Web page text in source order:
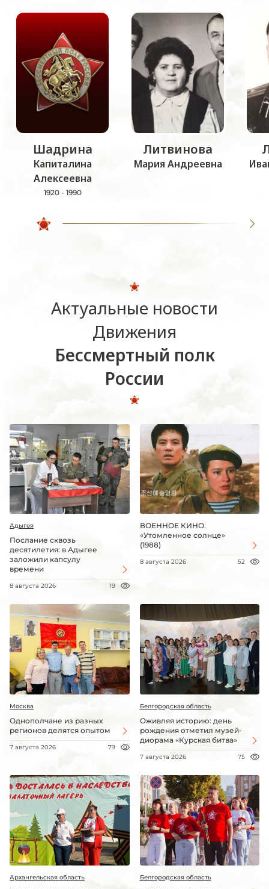
Шадрина
Капиталина
Алексеевна
1920 - 1990
Литвинова
Мария Андреевна
Актуальные новости
Движения
Бессмертный полк
России
Адыгея
Послание сквозь
десятилетия: в Адыгее
заложили капсулу
времени
8 августа 2026 19
ВОЕННОЕ КИНО.
«Утомленное солнце»
(1988)
8 августа 2026 52
Москва
Однополчане из разных
регионов делятся опытом
7 августа 2026 79
Белгородская область
Оживляя историю: день
рождения отметил музей-
диорама «Курская битва»
7 августа 2026 75
Архангельская область Белгородская область